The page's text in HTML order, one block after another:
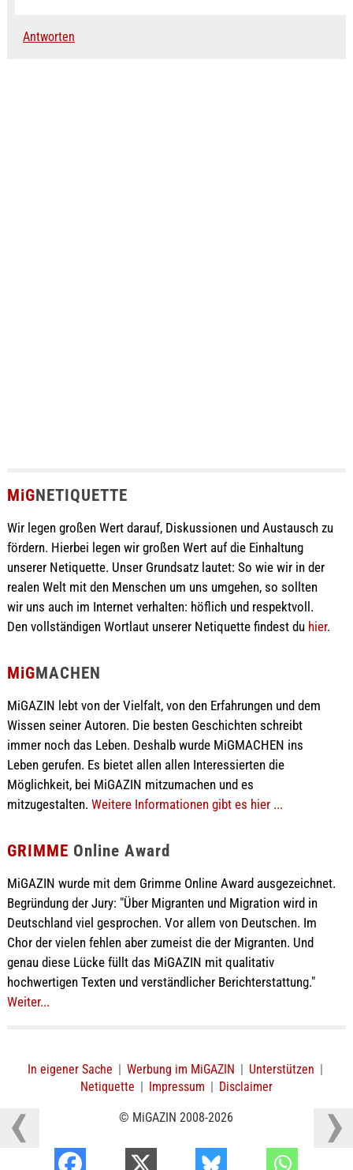
Antworten
MiGNETIQUETTE
Wir legen großen Wert darauf, Diskussionen und Austausch zu
fördern. Hierbei legen wir großen Wert auf die Einhaltung
unserer Netiquette. Unser Grundsatz lautet: So wie wir in der
realen Welt mit den Menschen um uns umgehen, so sollten
wir uns auch im Internet verhalten: höflich und respektvoll.
Den vollständigen Wortlaut unserer Netiquette findest du hier.
MiGMACHEN
MiGAZIN lebt von der Vielfalt, von den Erfahrungen und dem
Wissen seiner Autoren. Die besten Geschichten schreibt
immer noch das Leben. Deshalb wurde MiGMACHEN ins
Leben gerufen. Es bietet allen allen Interessierten die
Möglichkeit, bei MiGAZIN mitzumachen und es
mitzugestalten. Weitere Informationen gibt es hier ...
GRIMME Online Award
MiGAZIN wurde mit dem Grimme Online Award ausgezeichnet.
Begründung der Jury: "Über Migranten und Migration wird in
Deutschland viel gesprochen. Vor allem von Deutschen. Im
Chor der vielen fehlen aber zumeist die der Migranten. Und
genau diese Lücke füllt das MiGAZIN mit qualitativ
hochwertigen Texten und verständlicher Berichterstattung."
Weiter...
In eigener Sache | Werbung im MiGAZIN | Unterstützen |
Netiquette | Impressum | Disclaimer
© MiGAZIN 2008-2026